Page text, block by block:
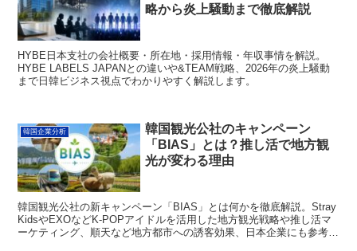
略から炎上騒動まで徹底解説
HYBE日本支社の会社概要・所在地・採用情報・年収事情を解説。
HYBE LABELS JAPANとの違いや&TEAM戦略、2026年の炎上騒動
まで日韓ビジネス視点でわかりやすく解説します。
韓国企業分析
韓国観光公社のキャンペーン
「BIAS」とは？推し活で地方観
光が変わる理由
韓国観光公社の新キャンペーン「BIAS」とは何かを徹底解説。Stray
KidsやEXOなどK-POPアイドルを活用した地方観光戦略や推し活マ
ーケティング、順天など地方都市への誘客効果、日本企業にも参考に